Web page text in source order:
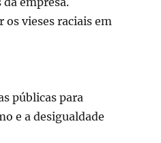
os vieses raciais em
públicas para
e a desigualdade